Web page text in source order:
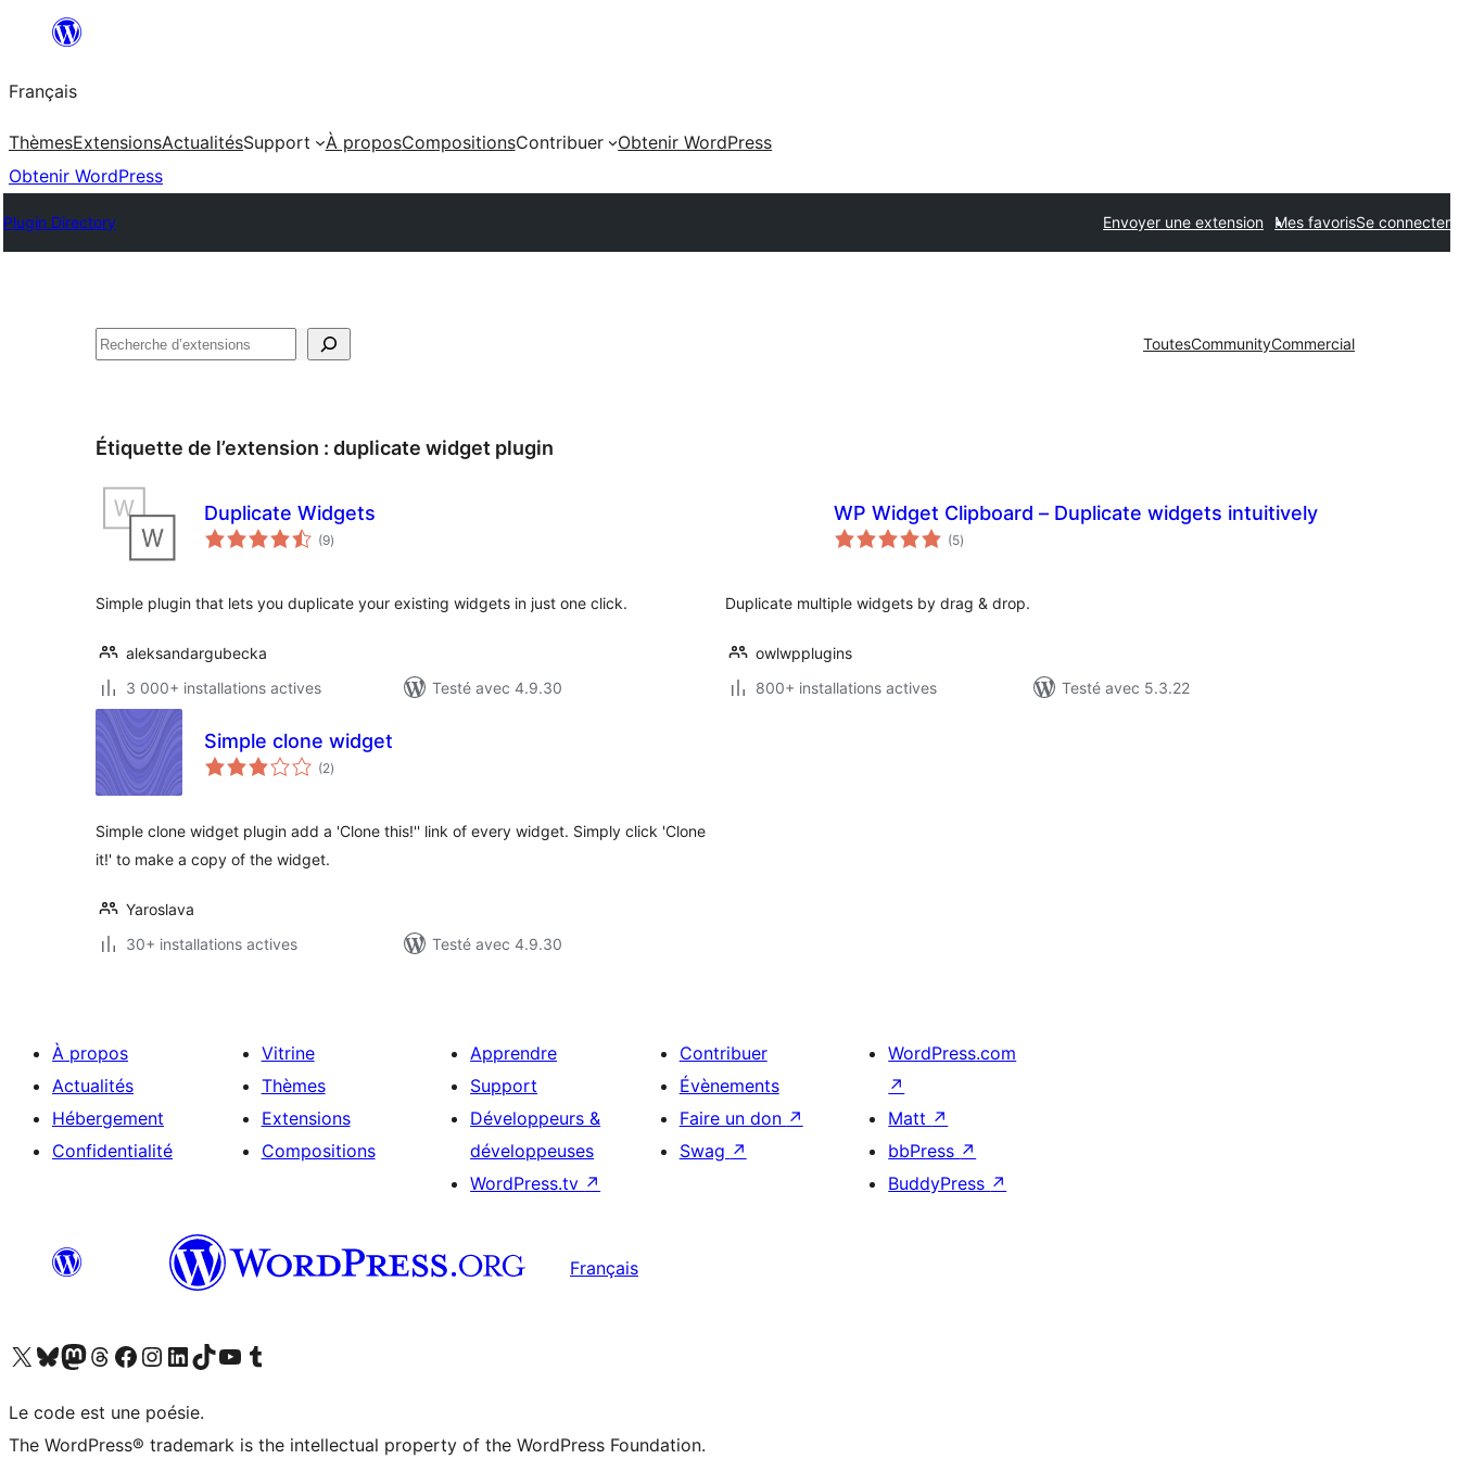
contenu
Français
ThèmesExtensionsActualitésSupport À proposCompositionsContribuer
Obtenir WordPress
Obtenir WordPress
Plugin Directory Envoyer une extension Mes favorisSe connecter
Rechercher ToutesCommunityCommercial
Étiquette de l’extension : duplicate widget plugin
Duplicate Widgets
(9notes
en
)
Simple plugin that lets you duplicate your existing widgets in just one click.
aleksandargubecka
3 000+ installations actives
Testé avec 4.9.30
WP Widget Clipboard – Duplicate widgets intuitively
(5notes
en
)
Duplicate multiple widgets by drag & drop.
owlwpplugins
800+ installations actives
Testé avec 5.3.22
Simple clone widget
(2notes
en
)
Simple clone widget plugin add a 'Clone this!'' link of every widget. Simply click 'Clone
it!' to make a copy of the widget.
Yaroslava
30+ installations actives
Testé avec 4.9.30
À propos
Actualités
Hébergement
Confidentialité
Vitrine
Thèmes
Extensions
Compositions
Apprendre
Support
Développeurs &
développeuses
WordPress.tv ↗
Contribuer
Évènements
Faire un don ↗
Swag ↗
WordPress.com
↗
Matt ↗
bbPress ↗
BuddyPress ↗
Français
Visitez notre compte X (précédemment Twitter)
Visiter notre compte Bluesky
Visiter notre compte Mastodon
Visiter notre compte Threads
Consulter notre compte Facebook
Consulter notre compte Instagram
Consulter notre compte LinkedIn
Visiter notre compte TokTok
Visiter notre chaîne YouTube
Visiter notre compte Tumblr
Le code est une poésie.
The WordPress® trademark is the intellectual property of the WordPress Foundation.